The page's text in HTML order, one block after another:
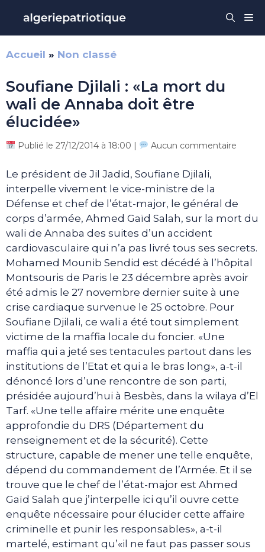
contenu
Accueil » Non classé
Soufiane Djilali : «La mort du
wali de Annaba doit être
élucidée»
Publié le 27/12/2014 à 18:00 | Aucun commentaire
Le président de Jil Jadid, Soufiane Djilali,
interpelle vivement le vice-ministre de la
Défense et chef de l’état-major, le général de
corps d’armée, Ahmed Gaïd Salah, sur la mort du
wali de Annaba des suites d’un accident
cardiovasculaire qui n’a pas livré tous ses secrets.
Mohamed Mounib Sendid est décédé à l’hôpital
Montsouris de Paris le 23 décembre après avoir
été admis le 27 novembre dernier suite à une
crise cardiaque survenue le 25 octobre. Pour
Soufiane Djilali, ce wali a été tout simplement
victime de la maffia locale du foncier. «Une
maffia qui a jeté ses tentacules partout dans les
institutions de l’Etat et qui a le bras long», a-t-il
dénoncé lors d’une rencontre de son parti,
présidée aujourd’hui à Besbès, dans la wilaya d’El
Tarf. «Une telle affaire mérite une enquête
approfondie du DRS (Département du
renseignement et de la sécurité). Cette
structure, capable de mener une telle enquête,
dépend du commandement de l’Armée. Et il se
trouve que le chef de l’état-major est Ahmed
Gaïd Salah que j’interpelle ici qu’il ouvre cette
enquête nécessaire pour élucider cette affaire
criminelle et punir les responsables», a-t-il
martelé, estimant qu’«il ne faut pas passer sous